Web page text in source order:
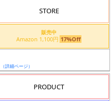
STORE
販売中
Amazon 1,100円 17%Off
（詳細ページ）
PRODUCT